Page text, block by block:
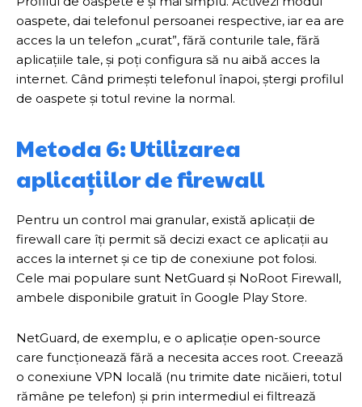
oaspete, dai telefonul persoanei respective, iar ea are
acces la un telefon „curat”, fără conturile tale, fără
aplicațiile tale, și poți configura să nu aibă acces la
internet. Când primești telefonul înapoi, ștergi profilul
de oaspete și totul revine la normal.
Metoda 6: Utilizarea
aplicațiilor de firewall
Pentru un control mai granular, există aplicații de
firewall care îți permit să decizi exact ce aplicații au
acces la internet și ce tip de conexiune pot folosi.
Cele mai populare sunt NetGuard și NoRoot Firewall,
ambele disponibile gratuit în Google Play Store.
NetGuard, de exemplu, e o aplicație open-source
care funcționează fără a necesita acces root. Creează
o conexiune VPN locală (nu trimite date nicăieri, totul
rămâne pe telefon) și prin intermediul ei filtrează